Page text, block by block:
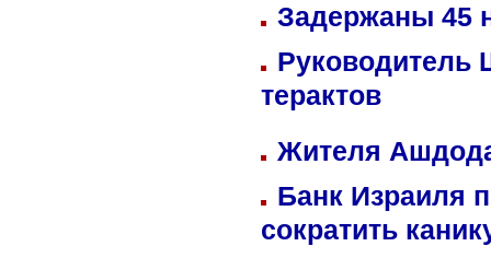
Задержаны 45
Руководитель
терактов
Жителя
Банк Израиля
сократить